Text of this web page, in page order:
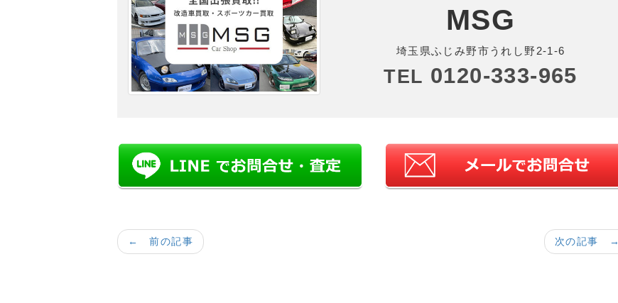
MSG
埼玉県ふじみ野市うれし野2-1-6
TEL 0120-333-965
次の記事 →
← 前の記事